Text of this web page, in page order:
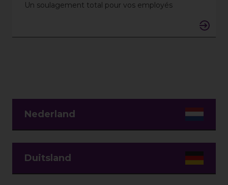
Un soulagement total pour vos employés
Nederland
Duitsland